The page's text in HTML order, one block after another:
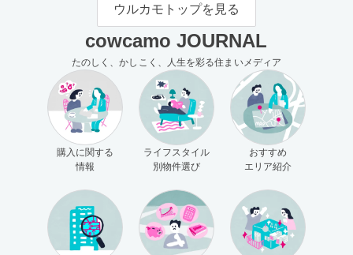
ウルカモトップを見る
cowcamo JOURNAL
たのしく、かしこく、人生を彩る住まいメディア
購入に関する
情報
ライフスタイル
別物件選び
おすすめ
エリア紹介